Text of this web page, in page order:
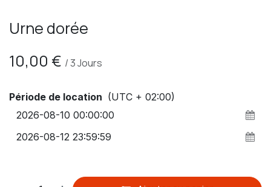
Urne dorée
10,00 € /3Jours
Période de location (UTC + 02:00)